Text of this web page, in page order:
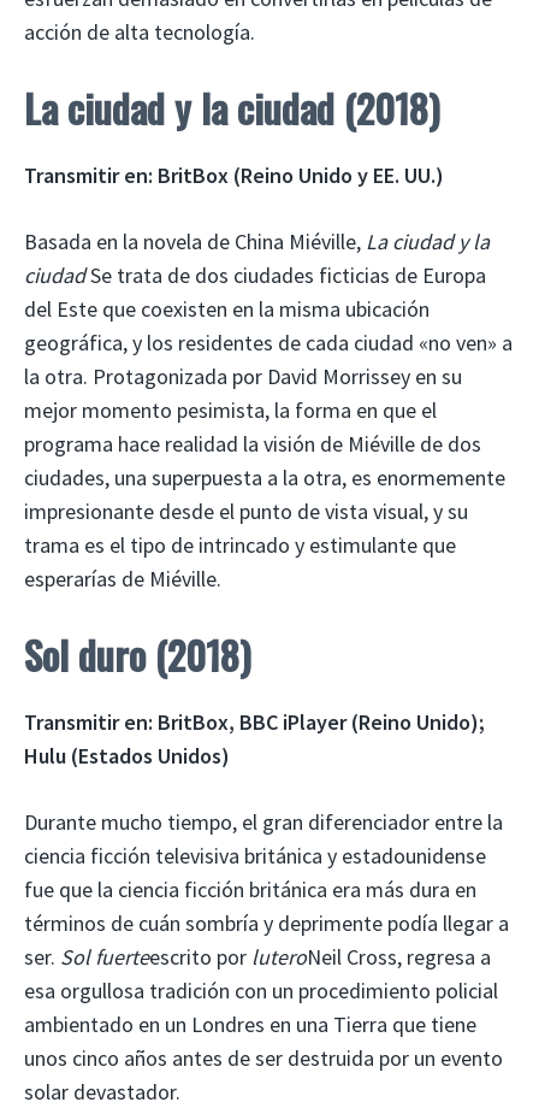
acción de alta tecnología.
La ciudad y la ciudad (2018)
Transmitir en: BritBox (Reino Unido y EE. UU.)
Basada en la novela de China Miéville, La ciudad y la
ciudadSe trata de dos ciudades ficticias de Europa
del Este que coexisten en la misma ubicación
geográfica, y los residentes de cada ciudad «no ven» a
la otra. Protagonizada por David Morrissey en su
mejor momento pesimista, la forma en que el
programa hace realidad la visión de Miéville de dos
ciudades, una superpuesta a la otra, es enormemente
impresionante desde el punto de vista visual, y su
trama es el tipo de intrincado y estimulante que
esperarías de Miéville.
Sol duro (2018)
Transmitir en: BritBox, BBC iPlayer (Reino Unido);
Hulu (Estados Unidos)
Durante mucho tiempo, el gran diferenciador entre la
ciencia ficción televisiva británica y estadounidense
fue que la ciencia ficción británica era más dura en
términos de cuán sombría y deprimente podía llegar a
ser. Sol fuerteescrito por luteroNeil Cross, regresa a
esa orgullosa tradición con un procedimiento policial
ambientado en un Londres en una Tierra que tiene
unos cinco años antes de ser destruida por un evento
solar devastador.